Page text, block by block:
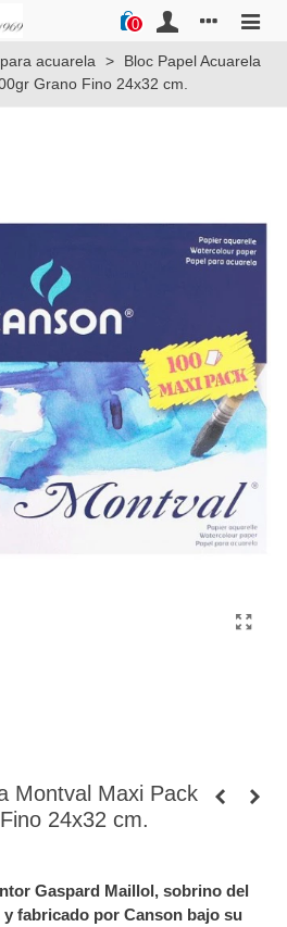
0
acuarela >
Bloc Papel Acuarela
Grano Fino 24x32 cm.
Montval Maxi Pack
24x32 cm.
Gaspard Maillol, sobrino del
fabricado por Canson bajo su